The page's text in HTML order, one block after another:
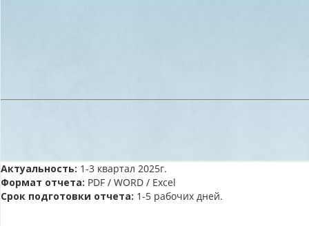
Актуальность: 1-3 квартал 2025г.
Формат отчета: PDF / WORD / Excel
Срок подготовки отчета: 1-5 рабочих дней.